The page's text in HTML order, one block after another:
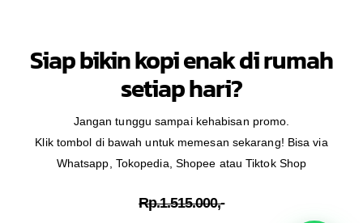
Siap bikin kopi enak di rumah
setiap hari?
Jangan tunggu sampai kehabisan promo.
Klik tombol di bawah untuk memesan sekarang! Bisa via
Whatsapp, Tokopedia, Shopee atau Tiktok Shop
Rp.1.515.000,-